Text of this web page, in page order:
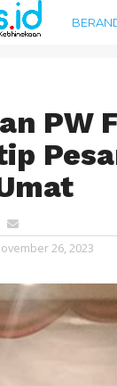
PW
26, 2023